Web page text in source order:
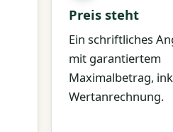
Preis steht
Ein schriftliches
mit garantiertem
Maximalbetrag,
Wertanrechnung.